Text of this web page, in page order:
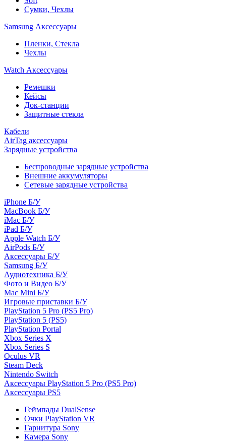
Сумки, Чехлы
Samsung Аксессуары
Пленки, Стекла
Чехлы
Watch Аксессуары
Ремешки
Кейсы
Док-станции
Защитные стекла
Кабели
AirTag аксессуары
Зарядные устройства
Беспроводные зарядные устройства
Внешние аккумуляторы
Сетевые зарядные устройства
iPhone Б/У
MacBook Б/У
iMac Б/У
iPad Б/У
Apple Watch Б/У
AirPods Б/У
Аксессуары Б/У
Samsung Б/У
Аудиотехника Б/У
Фото и Видео Б/У
Mac Mini Б/У
Игровые приставки Б/У
PlayStation 5 Pro (PS5 Pro)
PlayStation 5 (PS5)
PlayStation Portal
Xbox Series X
Xbox Series S
Oculus VR
Steam Deck
Nintendo Switch
Аксессуары PlayStation 5 Pro (PS5 Pro)
Аксессуары PS5
Геймпады DualSense
Очки PlayStation VR
Гарнитура Sony
Камера Sony